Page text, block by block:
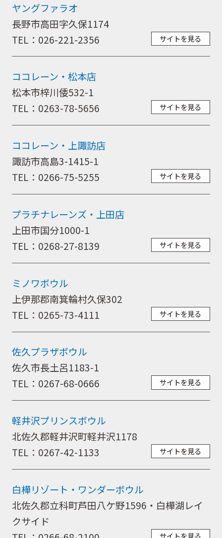
ニュース
キャンペーン
お問合せ
ヤングファラオ
長野市高田字久保1174
TEL：026-221-2356
サイトを見る
ココレーン・松本店
松本市梓川倭532-1
TEL：0263-78-5656
サイトを見る
ココレーン・上諏訪店
諏訪市高島3-1415-1
TEL：0266-75-5255
サイトを見る
プラチナレーンズ・上田店
上田市国分1000-1
TEL：0268-27-8139
サイトを見る
ミノワボウル
上伊那郡南箕輪村久保302
TEL：0265-73-4111
サイトを見る
佐久プラザボウル
佐久市長土呂1183-1
TEL：0267-68-0666
サイトを見る
軽井沢プリンスボウル
北佐久郡軽井沢町軽井沢1178
TEL：0267-42-1133
サイトを見る
白樺リゾート・ワンダーボウル
北佐久郡立科町芦田八ケ野1596・白樺湖レイ
クサイド
サイトを見る